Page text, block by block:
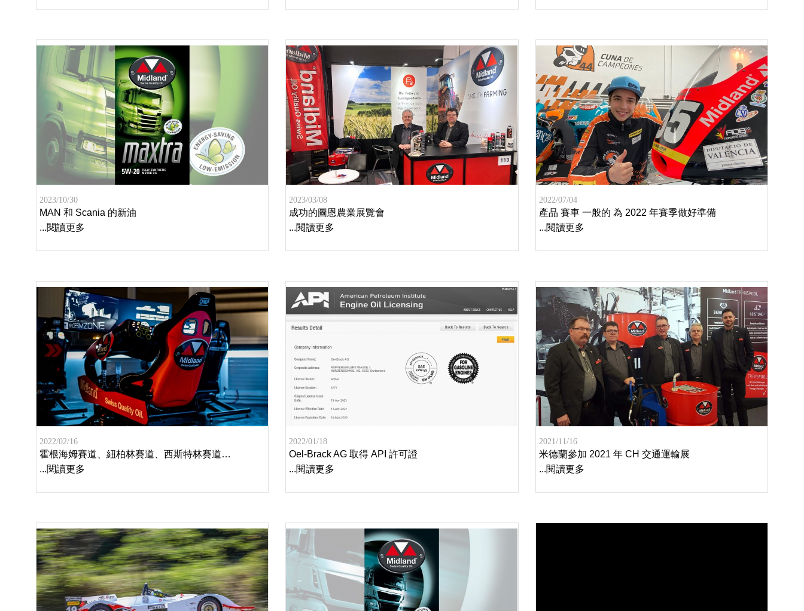
2023/10/30
MAN 和 Scania 的新油
...閱讀更多
2023/03/08
成功的圖恩農業展覽會
...閱讀更多
2022/07/04
產品 賽車 一般的 為 2022 年賽季做好準備
...閱讀更多
2022/02/16
霍根海姆賽道、紐柏林賽道、西斯特林賽道…
...閱讀更多
2022/01/18
Oel-Brack AG 取得 API 許可證
...閱讀更多
2021/11/16
米德蘭參加 2021 年 CH 交通運輸展
...閱讀更多